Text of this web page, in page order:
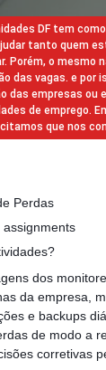
DF tem
tanto quem
Porém, o mesmo
das vagas. e por
das empresas ou
de emprego.
que nos
Perdas
assignments
dos
da empresa,
e backups
de modo a
corretivas